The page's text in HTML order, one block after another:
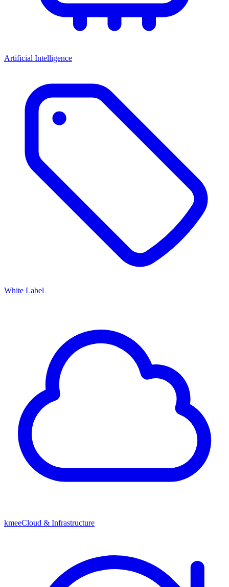
Artificial Intelligence
White Label
kmeeCloud & Infrastructure